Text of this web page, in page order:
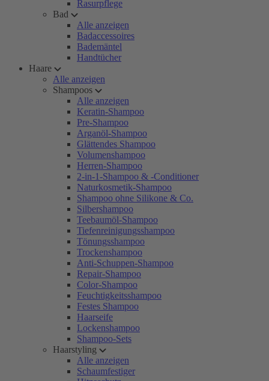
Rasurpflege
Bad
Alle anzeigen
Badaccessoires
Bademäntel
Handtücher
Haare
Alle anzeigen
Shampoos
Alle anzeigen
Keratin-Shampoo
Pre-Shampoo
Arganöl-Shampoo
Glättendes Shampoo
Volumenshampoo
Herren-Shampoo
2-in-1-Shampoo & -Conditioner
Naturkosmetik-Shampoo
Shampoo ohne Silikone & Co.
Silbershampoo
Teebaumöl-Shampoo
Tiefenreinigungsshampoo
Tönungsshampoo
Trockenshampoo
Anti-Schuppen-Shampoo
Repair-Shampoo
Color-Shampoo
Feuchtigkeitsshampoo
Festes Shampoo
Haarseife
Lockenshampoo
Shampoo-Sets
Haarstyling
Alle anzeigen
Schaumfestiger